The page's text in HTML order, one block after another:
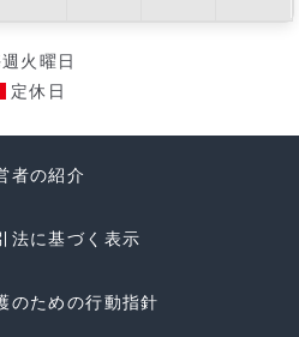
火曜日
定休日
者の紹介
法に基づく表示
のための行動指針